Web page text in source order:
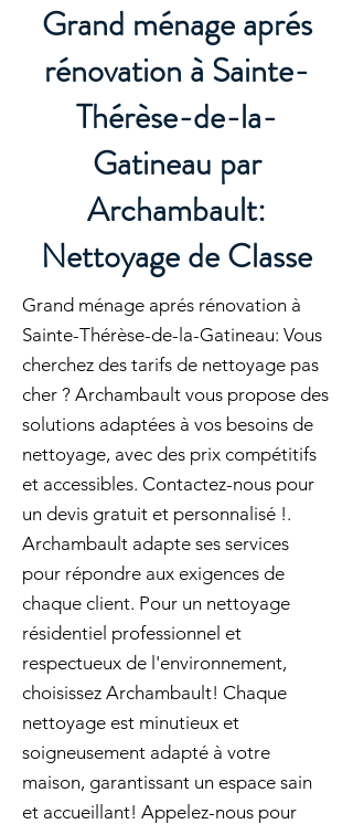
Grand ménage aprés
rénovation à Sainte-
Thérèse-de-la-
Gatineau par
Archambault:
Nettoyage de Classe
Grand ménage aprés rénovation à
Sainte-Thérèse-de-la-Gatineau: Vous
cherchez des tarifs de nettoyage pas
cher ? Archambault vous propose des
solutions adaptées à vos besoins de
nettoyage, avec des prix compétitifs
et accessibles. Contactez-nous pour
un devis gratuit et personnalisé !.
Archambault adapte ses services
pour répondre aux exigences de
chaque client. Pour un nettoyage
résidentiel professionnel et
respectueux de l'environnement,
choisissez Archambault! Chaque
nettoyage est minutieux et
soigneusement adapté à votre
maison, garantissant un espace sain
et accueillant! Appelez-nous pour